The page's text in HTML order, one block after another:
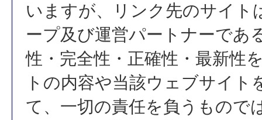
いますが、リンク先のサイト
ープ及び運営パートナーであ
性・完全性・正確性・最新性
トの内容や当該ウェブサイ
て、一切の責任を負うもので